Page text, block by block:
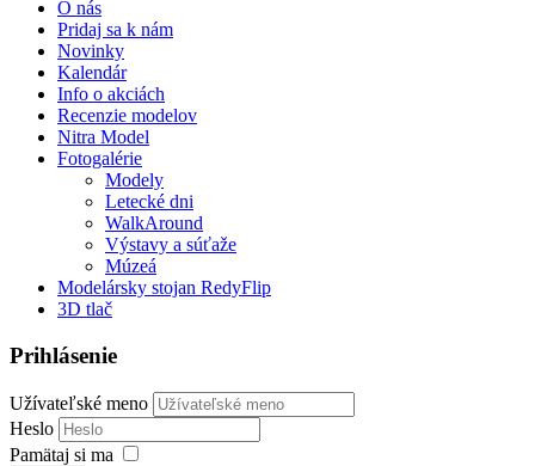
O nás
Pridaj sa k nám
Novinky
Kalendár
Info o akciách
Recenzie modelov
Nitra Model
Fotogalérie
Modely
Letecké dni
WalkAround
Výstavy a súťaže
Múzeá
Modelársky stojan RedyFlip
3D tlač
Prihlásenie
Užívateľské meno
Heslo
Pamätaj si ma